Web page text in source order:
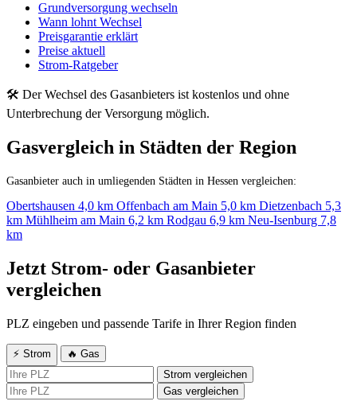
Grundversorgung wechseln
Wann lohnt Wechsel
Preisgarantie erklärt
Preise aktuell
Strom-Ratgeber
🛠 Der Wechsel des Gasanbieters ist kostenlos und ohne
Unterbrechung der Versorgung möglich.
Gasvergleich in Städten der Region
Gasanbieter auch in umliegenden Städten in Hessen vergleichen:
Obertshausen 4,0 km Offenbach am Main 5,0 km Dietzenbach 5,3
km Mühlheim am Main 6,2 km Rodgau 6,9 km Neu-Isenburg 7,8
km
Jetzt Strom- oder Gasanbieter
vergleichen
PLZ eingeben und passende Tarife in Ihrer Region finden
⚡ Strom
🔥 Gas
Strom vergleichen
Gas vergleichen